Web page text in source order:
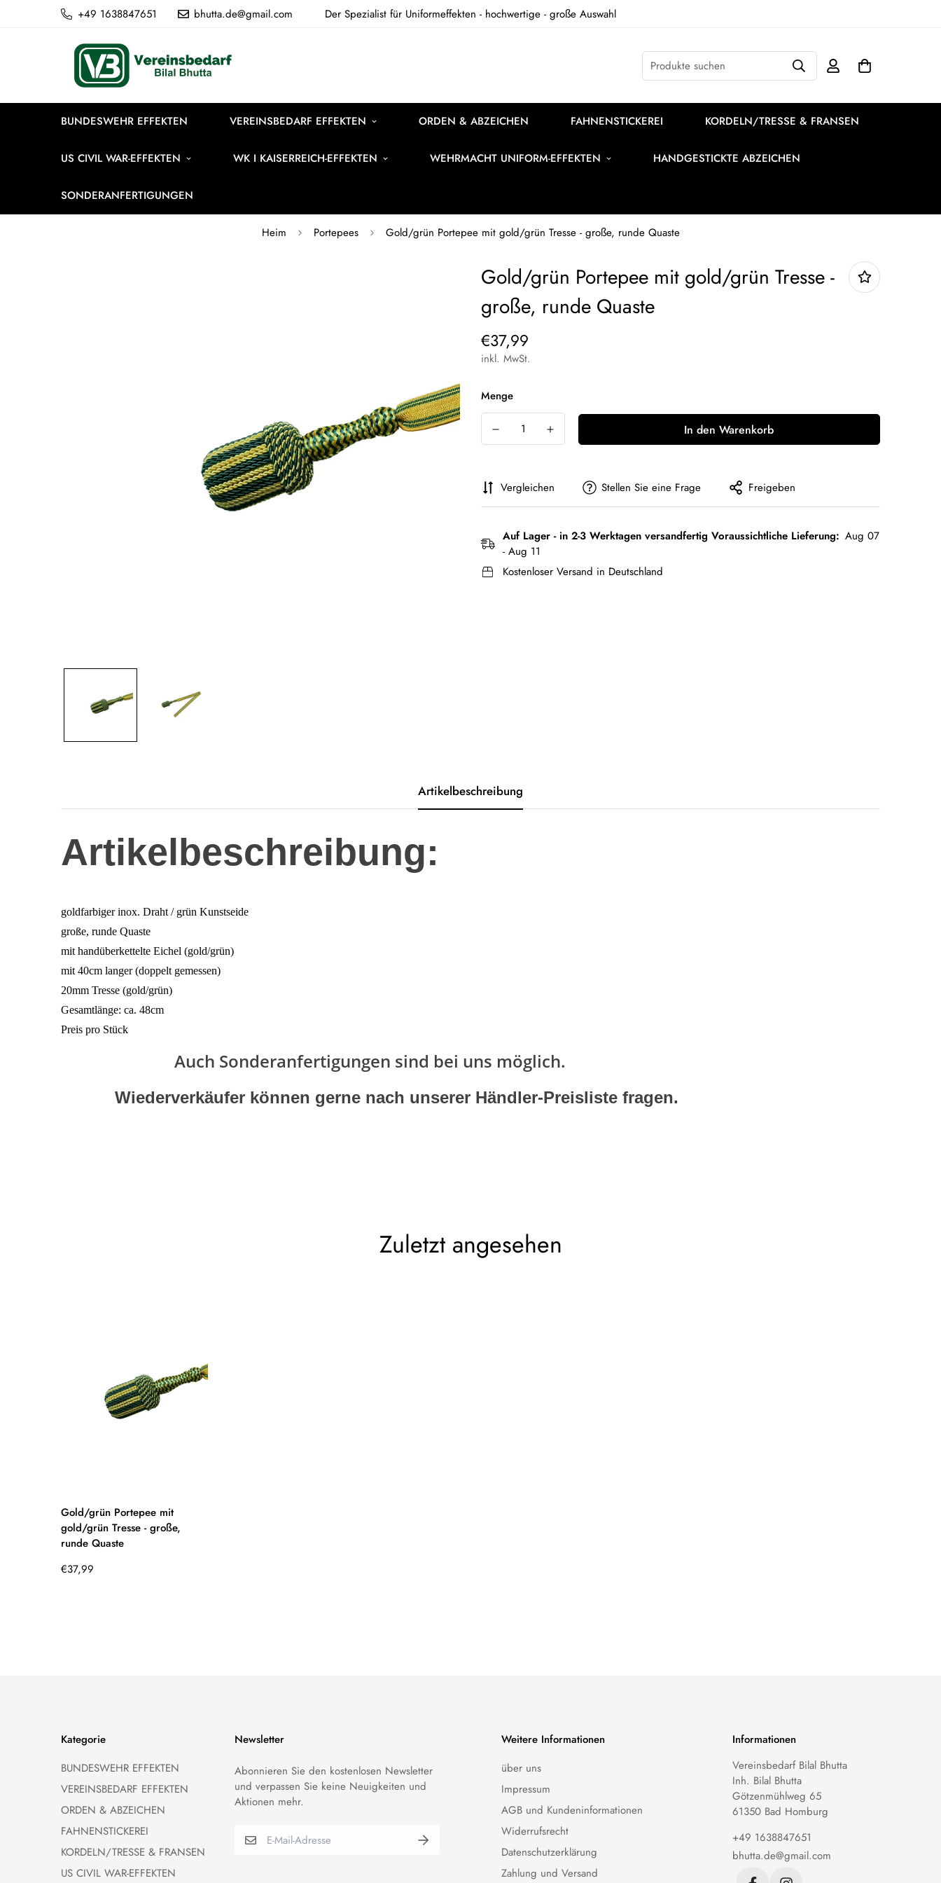
+49 1638847651 bhutta.de@gmail.com Der Spezialist für Uniformeffekten - hochwertige - große Auswahl
Produkte suchen
BUNDESWEHR EFFEKTEN VEREINSBEDARF EFFEKTEN ORDEN & ABZEICHEN FAHNENSTICKEREI KORDELN/TRESSE & FRANSEN
US CIVIL WAR-EFFEKTEN WK I KAISERREICH-EFFEKTEN WEHRMACHT UNIFORM-EFFEKTEN HANDGESTICKTE ABZEICHEN
SONDERANFERTIGUNGEN
Heim Portepees Gold/grün Portepee mit gold/grün Tresse - große, runde Quaste
Gold/grün Portepee mit gold/grün Tresse -
große, runde Quaste
Regulärer
Preis
€37,99
inkl. MwSt.
Menge
In den Warenkorb
Vergleichen Stellen Sie eine Frage Freigeben
Auf Lager - in 2-3 Werktagen versandfertig Voraussichtliche Lieferung: Aug 07
- Aug 11
Kostenloser Versand in Deutschland
Artikelbeschreibung
Artikelbeschreibung:
goldfarbiger inox. Draht / grün Kunstseide
große, runde Quaste
mit handüberkettelte Eichel (gold/grün)
mit 40cm langer (doppelt gemessen)
20mm Tresse (gold/grün)
Gesamtlänge: ca. 48cm
Preis pro Stück
Auch Sonderanfertigungen sind bei uns möglich.
Wiederverkäufer können gerne nach unserer Händler-Preisliste fragen.
Zuletzt angesehen
Gold/grün Portepee mit
gold/grün Tresse - große,
runde Quaste
Regulärer
€37,99
Kategorie
BUNDESWEHR EFFEKTEN
VEREINSBEDARF EFFEKTEN
ORDEN & ABZEICHEN
FAHNENSTICKEREI
KORDELN/TRESSE & FRANSEN
US CIVIL WAR-EFFEKTEN
Newsletter
Abonnieren Sie den kostenlosen Newsletter
und verpassen Sie keine Neuigkeiten und
Aktionen mehr.
Weitere Informationen
über uns
Impressum
AGB und Kundeninformationen
Widerrufsrecht
Datenschutzerklärung
Zahlung und Versand
Informationen
Vereinsbedarf Bilal Bhutta
Inh. Bilal Bhutta
Götzenmühlweg 65
61350 Bad Homburg
+49 1638847651
bhutta.de@gmail.com